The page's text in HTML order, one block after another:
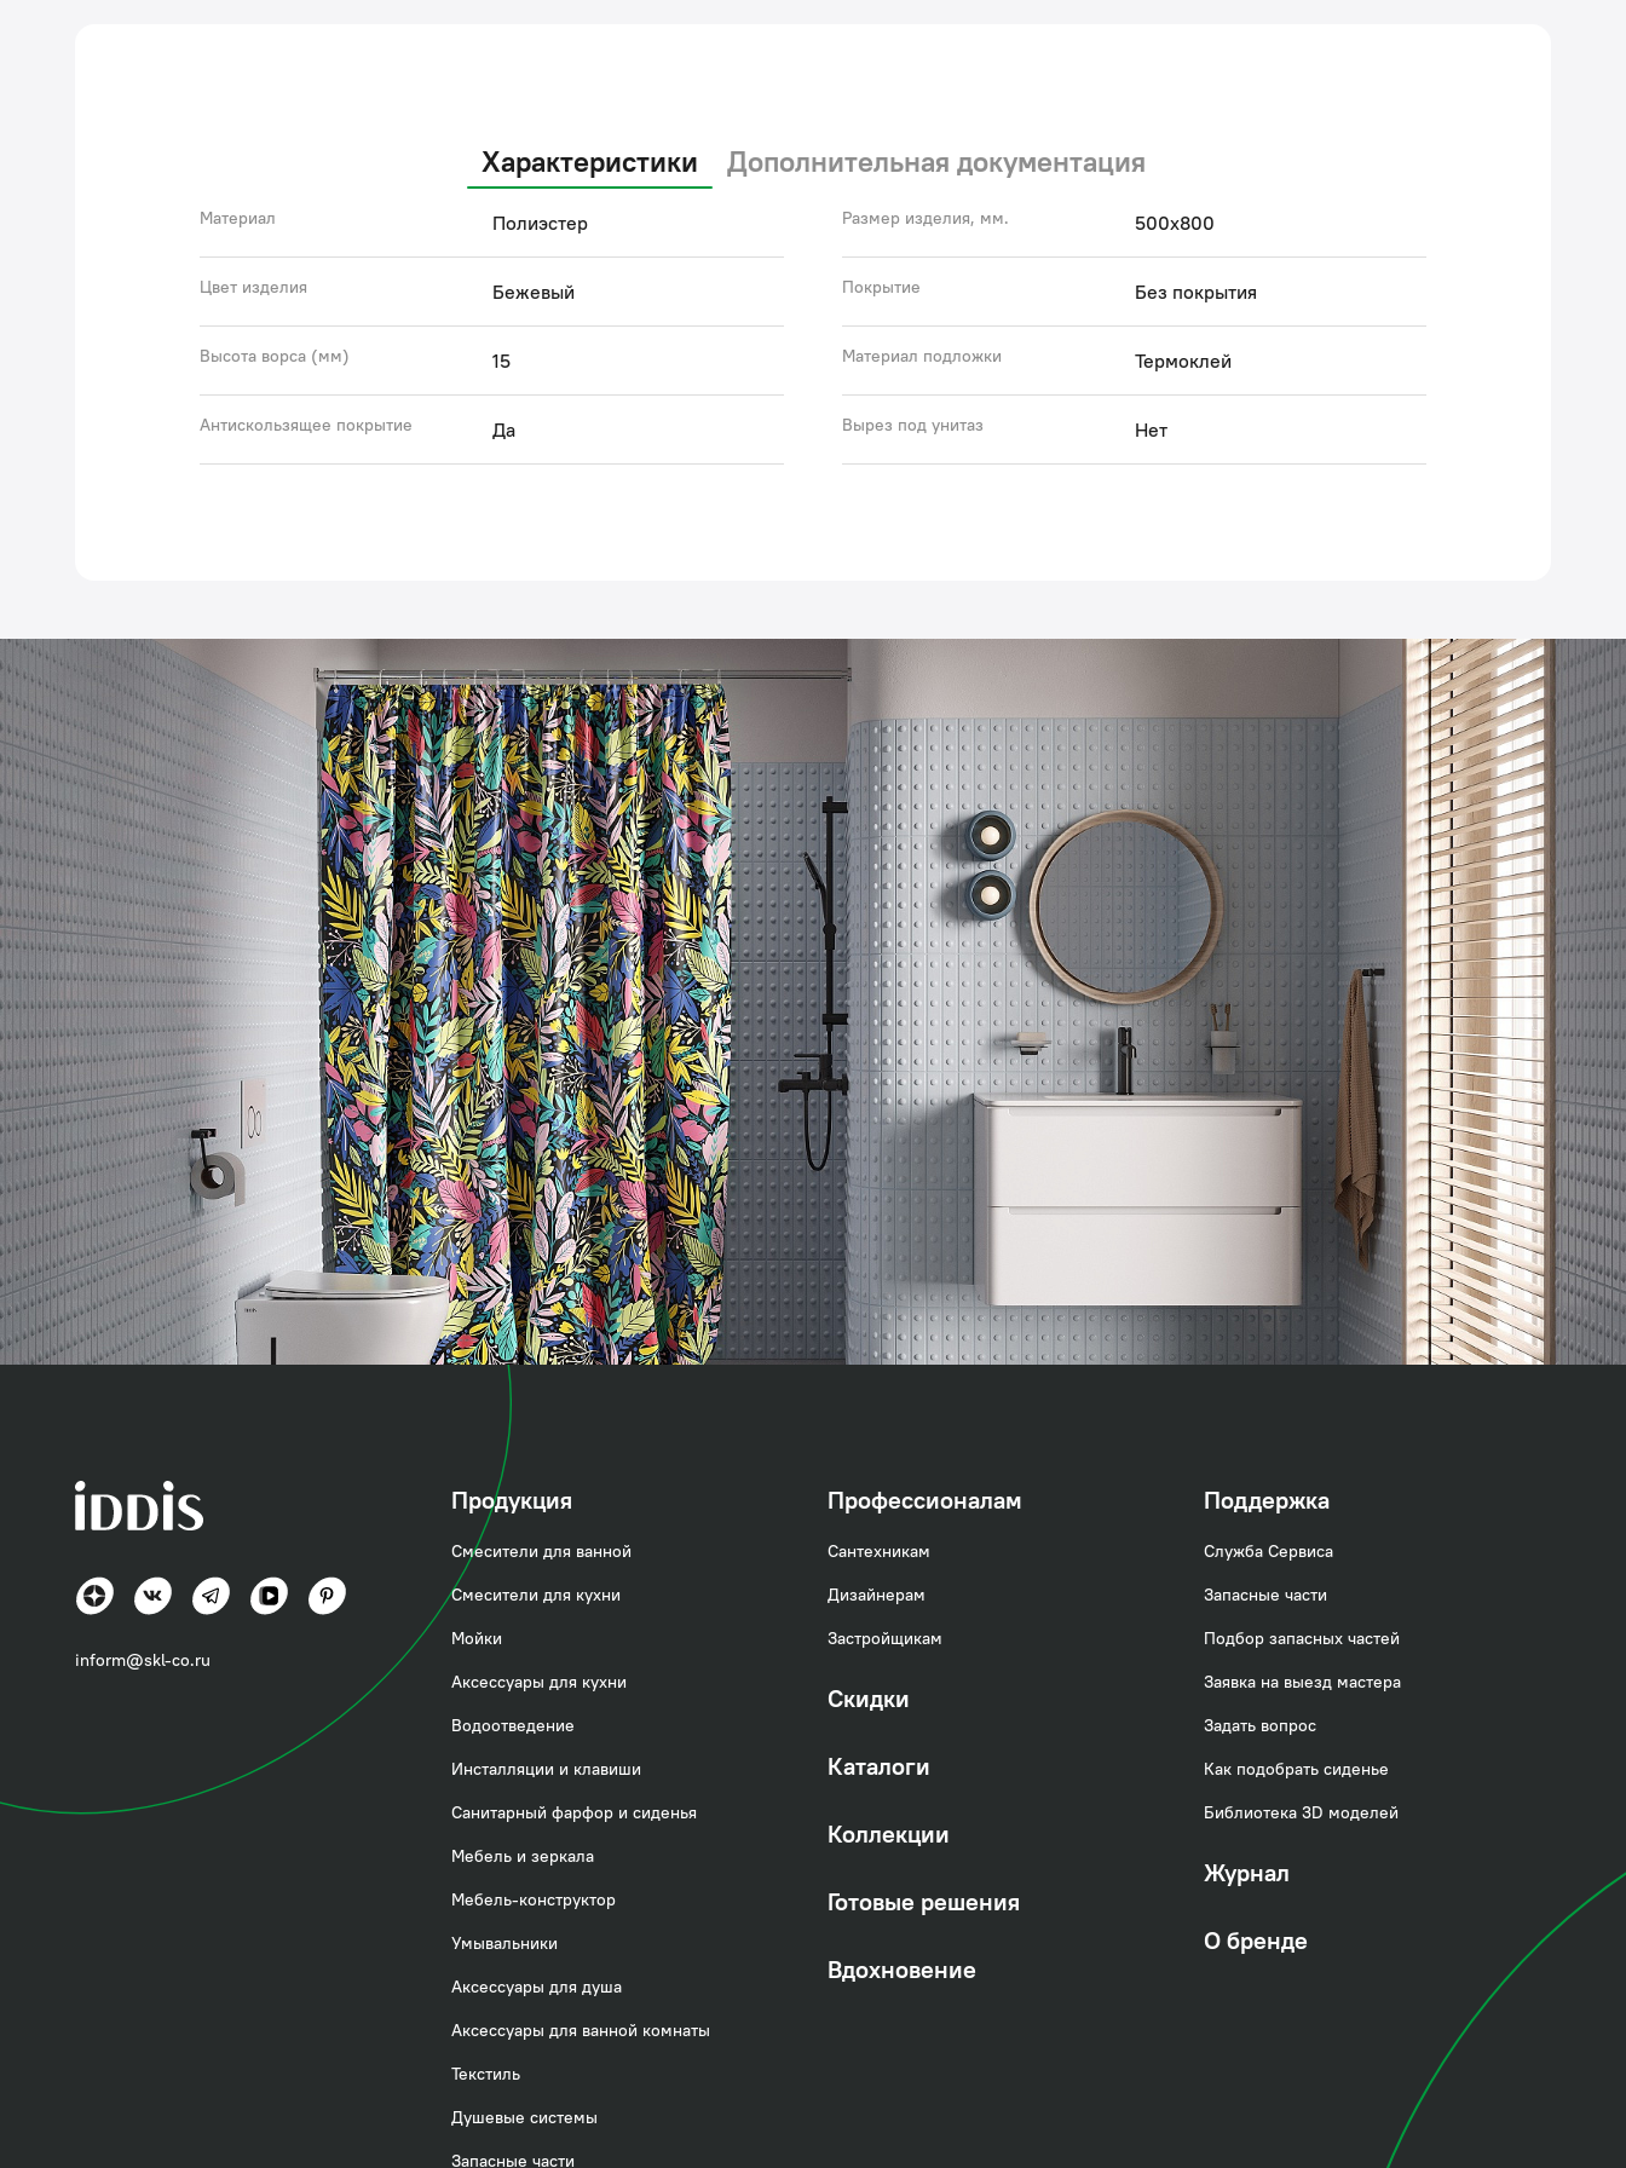
Характеристики Дополнительная документация
Материал Полиэстер Размер изделия, мм. 500х800
Цвет изделия Бежевый Покрытие Без покрытия
Высота ворса (мм) 15 Материал подложки Термоклей
Антискользящее покрытие Да Вырез под унитаз Нет
Бэйс (Base)
inform@skl-co.ru
Продукция
Смесители для ванной
Смесители для кухни
Мойки
Аксессуары для кухни
Водоотведение
Инсталляции и клавиши
Санитарный фарфор и сиденья
Мебель и зеркала
Мебель-конструктор
Умывальники
Аксессуары для душа
Аксессуары для ванной комнаты
Текстиль
Душевые системы
Запасные части
Профессионалам
Сантехникам
Дизайнерам
Застройщикам
Скидки
Каталоги
Коллекции
Готовые решения
Вдохновение
Поддержка
Служба Сервиса
Запасные части
Подбор запасных частей
Заявка на выезд мастера
Задать вопрос
Как подобрать сиденье
Библиотека 3D моделей
Журнал
О бренде